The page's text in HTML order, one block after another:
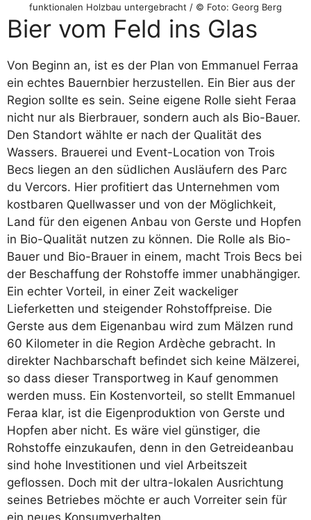
funktionalen Holzbau untergebracht / © Foto: Georg Berg
Bier vom Feld ins Glas
Von Beginn an, ist es der Plan von Emmanuel Ferraa
ein echtes Bauernbier herzustellen. Ein Bier aus der
Region sollte es sein. Seine eigene Rolle sieht Feraa
nicht nur als Bierbrauer, sondern auch als Bio-Bauer.
Den Standort wählte er nach der Qualität des
Wassers. Brauerei und Event-Location von Trois
Becs liegen an den südlichen Ausläufern des Parc
du Vercors. Hier profitiert das Unternehmen vom
kostbaren Quellwasser und von der Möglichkeit,
Land für den eigenen Anbau von Gerste und Hopfen
in Bio-Qualität nutzen zu können. Die Rolle als Bio-
Bauer und Bio-Brauer in einem, macht Trois Becs bei
der Beschaffung der Rohstoffe immer unabhängiger.
Ein echter Vorteil, in einer Zeit wackeliger
Lieferketten und steigender Rohstoffpreise. Die
Gerste aus dem Eigenanbau wird zum Mälzen rund
60 Kilometer in die Region Ardèche gebracht. In
direkter Nachbarschaft befindet sich keine Mälzerei,
so dass dieser Transportweg in Kauf genommen
werden muss. Ein Kostenvorteil, so stellt Emmanuel
Feraa klar, ist die Eigenproduktion von Gerste und
Hopfen aber nicht. Es wäre viel günstiger, die
Rohstoffe einzukaufen, denn in den Getreideanbau
sind hohe Investitionen und viel Arbeitszeit
geflossen. Doch mit der ultra-lokalen Ausrichtung
seines Betriebes möchte er auch Vorreiter sein für
ein neues Konsumverhalten.